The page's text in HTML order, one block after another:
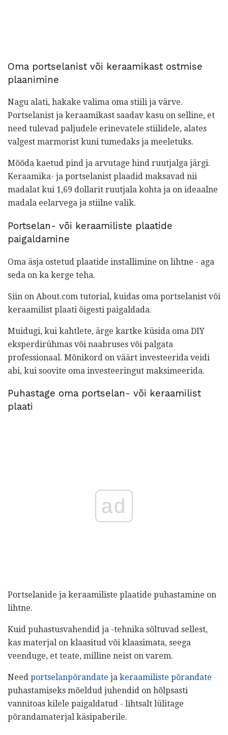
Oma portselanist või keraamikast ostmise
plaanimine
Nagu alati, hakake valima oma stiili ja värve.
Portselanist ja keraamikast saadav kasu on selline, et
need tulevad paljudele erinevatele stiilidele, alates
valgest marmorist kuni tumedaks ja meeletuks.
Mõõda kaetud pind ja arvutage hind ruutjalga järgi.
Keraamika- ja portselanist plaadid maksavad nii
madalat kui 1,69 dollarit ruutjala kohta ja on ideaalne
madala eelarvega ja stiilne valik.
Portselan- või keraamiliste plaatide
paigaldamine
Oma äsja ostetud plaatide installimine on lihtne - aga
seda on ka kerge teha.
Siin on About.com tutorial, kuidas oma portselanist või
keraamilist plaati õigesti paigaldada.
Muidugi, kui kahtlete, ärge kartke küsida oma DIY
eksperdirühmas või naabruses või palgata
professionaal. Mõnikord on väärt investeerida veidi
abi, kui soovite oma investeeringut maksimeerida.
Puhastage oma portselan- või keraamilist
plaati
ad
Portselanide ja keraamiliste plaatide puhastamine on
lihtne.
Kuid puhastusvahendid ja -tehnika sõltuvad sellest,
kas materjal on klaasitud või klaasimata, seega
veenduge, et teate, milline neist on varem.
Need portselanpõrandate ja keraamiliste põrandate
puhastamiseks mõeldud juhendid on hõlpsasti
vannitoas kilele paigaldatud - lihtsalt lülitage
põrandamaterjal käsipaberile.